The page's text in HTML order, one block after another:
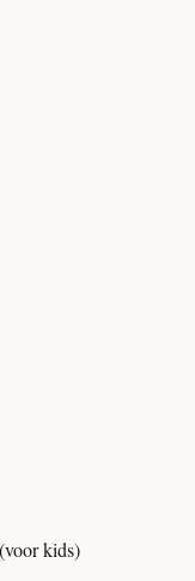
kids)